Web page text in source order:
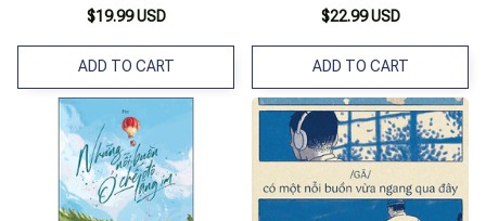
$19.99 USD
ADD TO CART
$22.99 USD
ADD TO CART